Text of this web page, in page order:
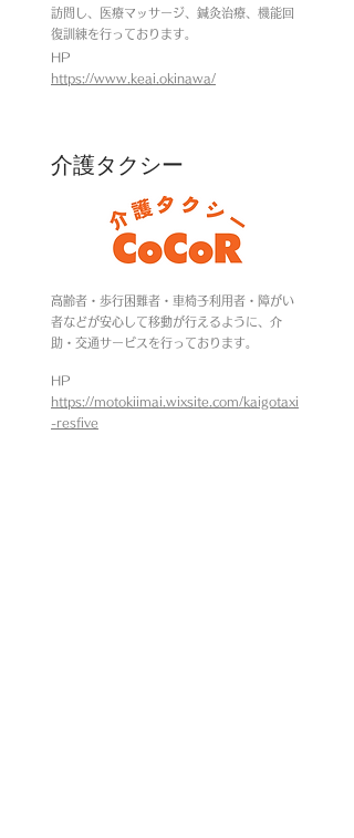
訪問し、医療マッサージ、鍼灸治療、機能回
復訓練を行っております。
HP
https://www.keai.okinawa/
介護タクシー
高齢者・歩行困難者・車椅子利用者・障がい
者などが安心して移動が行えるように、介
助・交通サービスを行っております。
HP
https://motokiimai.wixsite.com/kaigotaxi
-resfive